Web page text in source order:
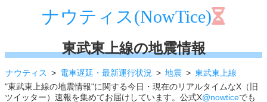
ナウティス(NowTice)
東武東上線の地震情報
ナウティス 電車遅延・最新運行状況 地震
東武東上線
"東武東上線の地震情報"に関する今日・現在のリアルタイムなX（旧
ツイッター）速報を集めてお届けしています。公式X@nowticeでも